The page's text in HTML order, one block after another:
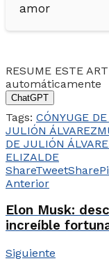
amor
RESUME ESTE
automáticamente
ChatGPT
Tags: CÓNYUGE
JULIÓN ÁLVAREZ
DE JULIÓN
ELIZALDE
ShareTweetShare
Anterior
Elon Musk:
increíble
Siguiente